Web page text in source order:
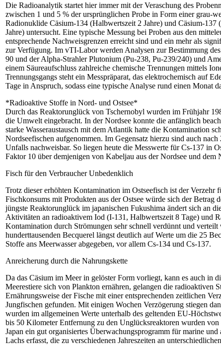
Die Radioanalytik startet hier immer mit der Veraschung des
zwischen 1 und 5 % der ursprünglichen Probe in Form einer grau-
Radionuklide Cäsium-134 (Halbwertszeit 2 Jahre) und Cäsium-
Jahre) untersucht. Eine typische Messung bei Proben aus den
entsprechende Nachweisgrenzen erreicht sind und ein mehr als
zur Verfügung. Im vTI-Labor werden Analysen zur Bestimmung
90 und der Alpha-Strahler Plutonium (Pu-238, Pu-239/240) und
einem Säureaufschluss zahlreiche chemische Trennungen mittels
Trennungsgangs steht ein Messpräparat, das elektrochemisch auf
Tage in Anspruch, sodass eine typische Analyse rund einen Monat
*Radioaktive Stoffe in Nord- und Ostsee*
Durch das Reaktorunglück von Tschernobyl wurden im Frühjahr
die Umwelt eingebracht. In der Nordsee konnte die anfänglich
starke Wasseraustausch mit dem Atlantik hatte die Kontamination
Nordseefischen aufgenommen. Im Gegensatz hierzu sind auch
Unfalls nachweisbar. So liegen heute die Messwerte für Cs-137 in
Faktor 10 über demjenigen von Kabeljau aus der Nordsee und dem
Fisch für den Verbraucher Unbedenklich
Trotz dieser erhöhten Kontamination im Ostseefisch ist der Verzehr
Fischkonsums mit Produkten aus der Ostsee würde sich der
jüngste Reaktorunglück im japanischen Fukushima ändert sich an
Aktivitäten an radioaktivem Iod (I-131, Halbwertszeit 8 Tage) und
Kontamination durch Strömungen sehr schnell verdünnt und
hunderttausenden Becquerel längst deutlich auf Werte um die 25
Stoffe ans Meerwasser abgegeben, vor allem Cs-134 und Cs-137.
Anreicherung durch die Nahrungskette
Da das Cäsium im Meer in gelöster Form vorliegt, kann es auch in
Meerestiere sich von Plankton ernähren, gelangen die radioaktiven
Ernährungsweise der Fische mit einer entsprechenden zeitlichen
Jungfischen gefunden. Mit einigen Wochen Verzögerung stiegen
wurden im allgemeinen Werte unterhalb des geltenden EU-
bis 50 Kilometer Entfernung zu den Unglücksreaktoren wurden
Japan ein gut organisiertes Überwachungsprogramm für marine
Lachs erfasst, die zu verschiedenen Jahreszeiten an